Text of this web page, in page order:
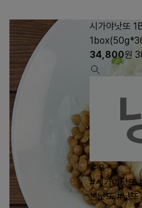
시가야낫또
34,800원
8
#시가야낫또
본낫또 #낫또